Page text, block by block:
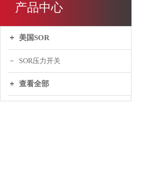
产品中心
美国SOR
SOR压力开关
查看全部